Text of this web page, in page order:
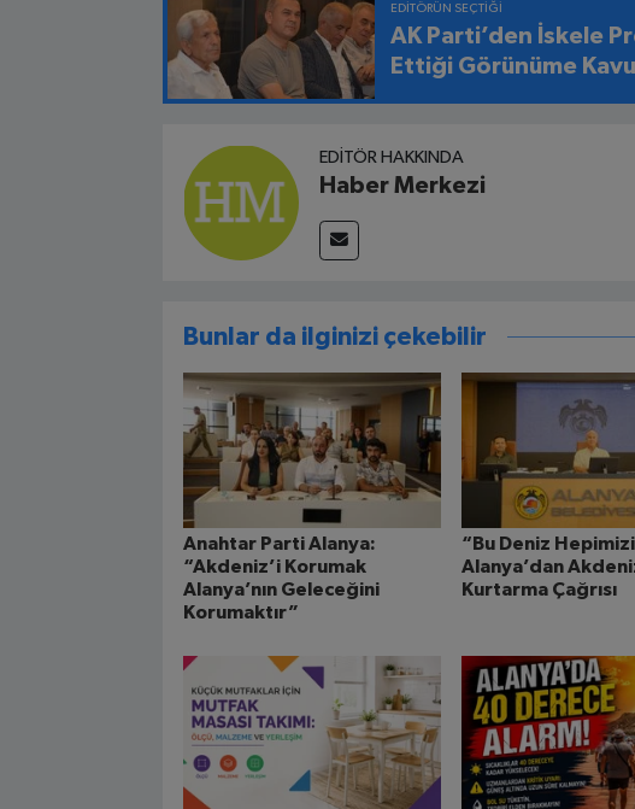
EDITÖRÜN SEÇTIĞI
AK Parti’den İskele
Ettiği Görünüme
EDITÖR HAKKINDA
Haber Merkezi
Bunlar da ilginizi çekebilir
Anahtar Parti Alanya:
“Akdeniz’i Korumak
Alanya’nın Geleceğini
Korumaktır”
“Bu Deniz
Alanya’dan
Kurtarma Çağrısı